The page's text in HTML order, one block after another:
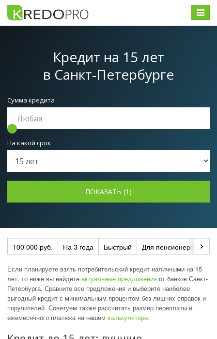
Меню
Кредит на 15 лет
в Санкт-Петербурге
Сумма кредита
На какой срок
100 000 руб. На 3 года Быстрый Для пенсионеров
Если планируете взять потребительский кредит наличными на 15
лет, то ниже вы найдете актуальные предложения от банков Санкт-
Петербурга. Сравните все предложения и выберите наиболее
выгодный кредит с минимальным процентом без лишних справок и
поручителей. Советуем также рассчитать размер переплаты и
ежемесячного платежа на нашем калькуляторе.